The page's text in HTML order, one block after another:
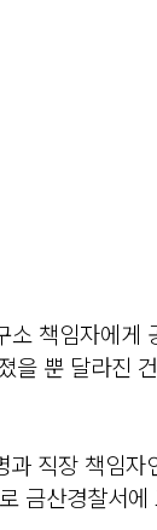
책임자에게
을 뿐 달라진
직장 책임자
금산경찰서에